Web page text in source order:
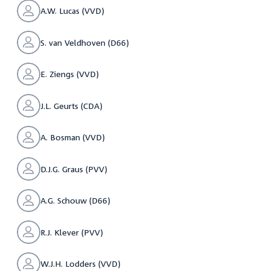
A.W. Lucas (VVD)
S. van Veldhoven (D66)
E. Ziengs (VVD)
J.L. Geurts (CDA)
A. Bosman (VVD)
D.J.G. Graus (PVV)
A.G. Schouw (D66)
R.J. Klever (PVV)
W.J.H. Lodders (VVD)